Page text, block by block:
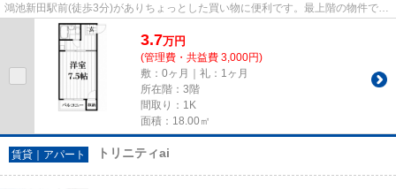
鴻池新田駅前(徒歩3分)がありちょっとした買い物に便利です。最上階の物件で
す。こちらはマンションタイプ...
3.7万円
(管理費・共益費 3,000円)
敷：0ヶ月｜礼：1ヶ月
所在階：3階
間取り：1K
面積：18.00㎡
賃貸｜アパート トリニティai